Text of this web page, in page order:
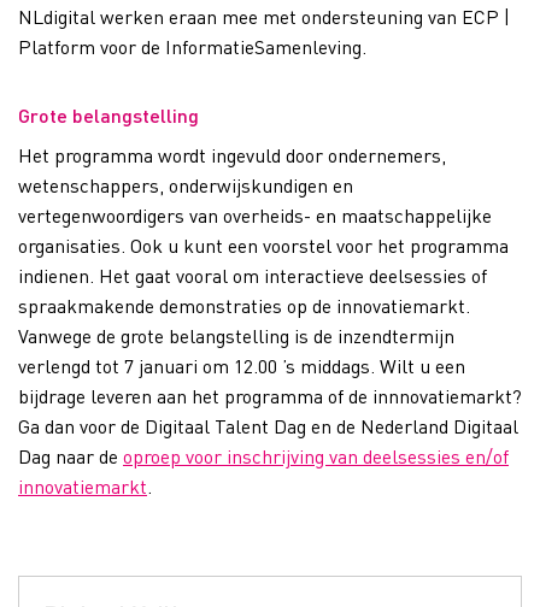
NLdigital werken eraan mee met ondersteuning van ECP |
Platform voor de InformatieSamenleving.
Grote belangstelling
Het programma wordt ingevuld door ondernemers,
wetenschappers, onderwijskundigen en
vertegenwoordigers van overheids- en maatschappelijke
organisaties. Ook u kunt een voorstel voor het programma
indienen. Het gaat vooral om interactieve deelsessies of
spraakmakende demonstraties op de innovatiemarkt.
Vanwege de grote belangstelling is de inzendtermijn
verlengd tot 7 januari om 12.00 ’s middags. Wilt u een
bijdrage leveren aan het programma of de innnovatiemarkt?
Ga dan voor de Digitaal Talent Dag en de Nederland Digitaal
Dag naar de oproep voor inschrijving van deelsessies en/of
innovatiemarkt